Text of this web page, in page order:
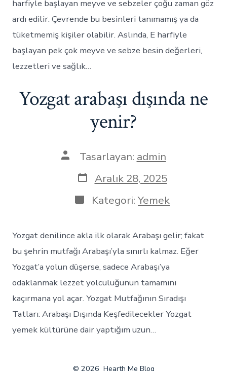
harfiyle başlayan meyve ve sebzeler çoğu zaman göz
ardı edilir. Çevrende bu besinleri tanımamış ya da
tüketmemiş kişiler olabilir. Aslında, E harfiyle
başlayan pek çok meyve ve sebze besin değerleri,
lezzetleri ve sağlık…
Yozgat arabaşı dışında ne
yenir?
YazınınTasarlayan: admin
Yazı
tarihi
Aralık 28, 2025
Kategoriler
Kategori:Yemek
Yozgat denilince akla ilk olarak Arabaşı gelir; fakat
bu şehrin mutfağı Arabaşı’yla sınırlı kalmaz. Eğer
Yozgat’a yolun düşerse, sadece Arabaşı’ya
odaklanmak lezzet yolculuğunun tamamını
kaçırmana yol açar. Yozgat Mutfağının Sıradışı
Tatları: Arabaşı Dışında Keşfedilecekler Yozgat
yemek kültürüne dair yaptığım uzun…
© 2026 Hearth Me Blog